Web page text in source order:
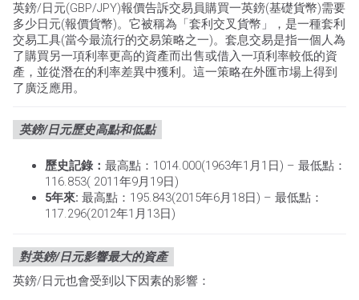
英鎊/日元(GBP/JPY)報價告訴交易員購買一英鎊(基礎貨幣)需要
多少日元(報價貨幣)。它被稱為「套利交叉貨幣」，是一種套利
交易工具(當今最流行的交易策略之一)。套息交易是指一個人為
了購買另一項利率更高的資產而出售或借入一項利率較低的資
產，並從潛在的利率差異中獲利。這一策略在外匯市場上得到
了廣泛應用。
英鎊/日元歷史高點和低點
歷史記錄： 最高點：1014.000(1963年1月1日) – 最低點：
116.853( 2011年9月19日)
5年來: 最高點：195.843(2015年6月18日) – 最低點：
117.296(2012年1月13日)
對英鎊/日元影響最大的資產
英鎊/日元也會受到以下因素的影響：